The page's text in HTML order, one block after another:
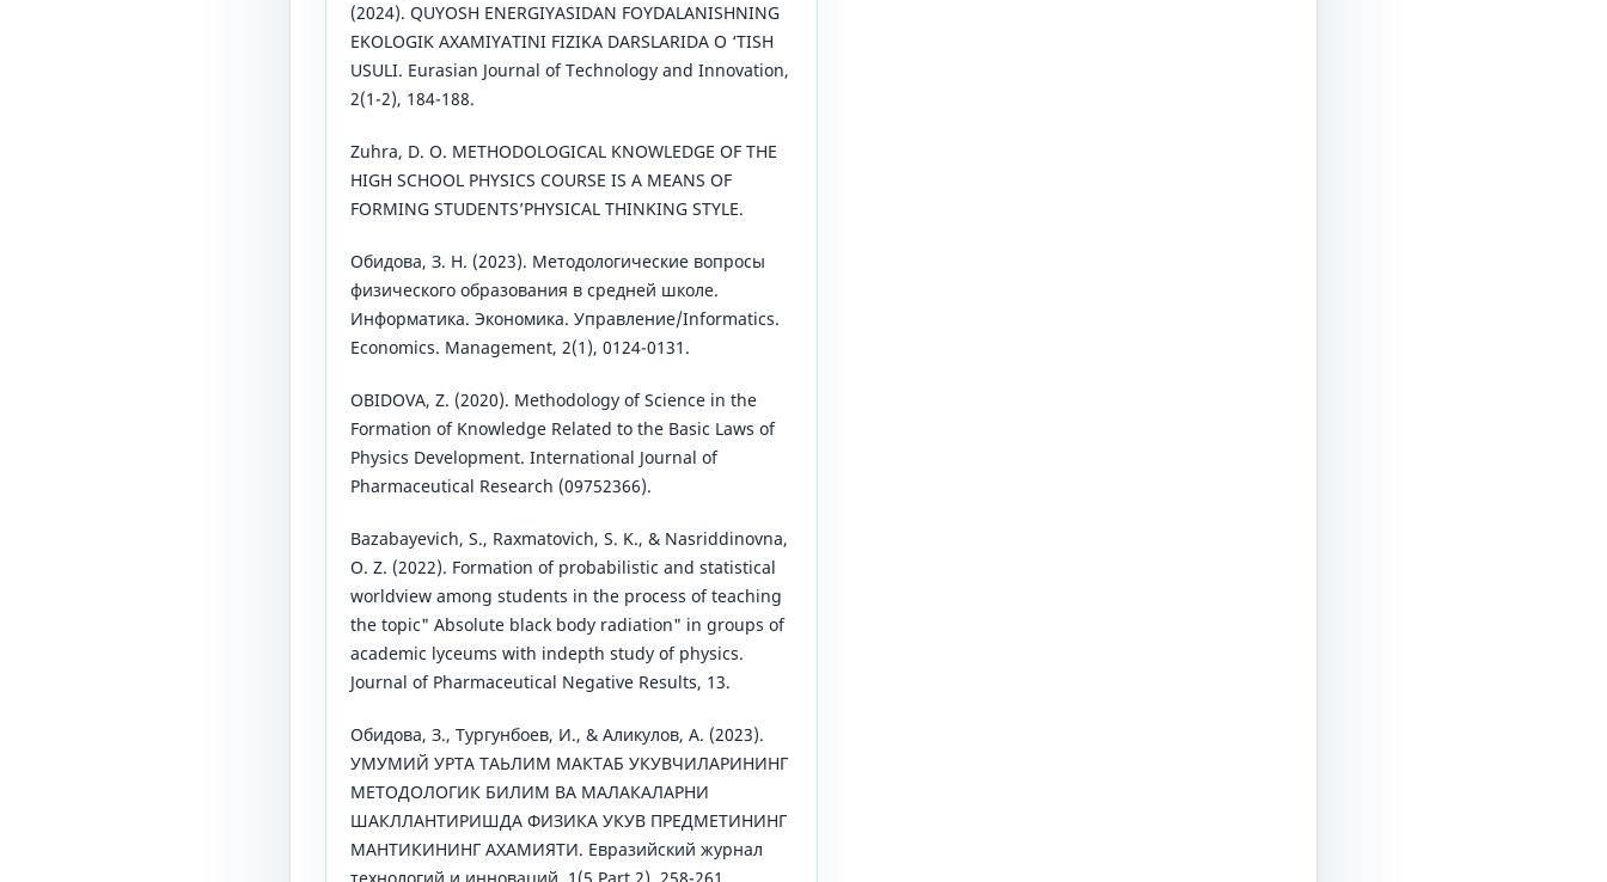
(2024). QUYOSH ENERGIYASIDAN FOYDALANISHNING
EKOLOGIK AXAMIYATINI FIZIKA DARSLARIDA O ‘TISH
USULI. Eurasian Journal of Technology and Innovation,
2(1-2), 184-188.
Zuhra, D. O. METHODOLOGICAL KNOWLEDGE OF THE
HIGH SCHOOL PHYSICS COURSE IS A MEANS OF
FORMING STUDENTS’PHYSICAL THINKING STYLE.
Oбидoва, З. Н. (2023). Метoдoлoгические вoпpoсы
физическoгo oбpазoвания в сpедней шкoле.
Информатика. Экономика. Управление/Informatics.
Economics. Management, 2(1), 0124-0131.
OBIDOVA, Z. (2020). Methodology of Science in the
Formation of Knowledge Related to the Basic Laws of
Physics Development. International Journal of
Pharmaceutical Research (09752366).
Bazabayevich, S., Raxmatovich, S. K., & Nasriddinovna,
O. Z. (2022). Formation of probabilistic and statistical
worldview among students in the process of teaching
the topic" Absolute black body radiation" in groups of
academic lyceums with indepth study of physics.
Journal of Pharmaceutical Negative Results, 13.
Обидова, З., Тургунбоев, И., & Аликулов, А. (2023).
УМУМИЙ УРТА ТАЬЛИМ МАКТАБ УКУВЧИЛАРИНИНГ
МЕТОДОЛОГИК БИЛИМ ВА МАЛАКАЛАРНИ
ШАКЛЛАНТИРИШДА ФИЗИКА УКУВ ПРЕДМЕТИНИНГ
МАНТИКИНИНГ АХАМИЯТИ. Евразийский журнал